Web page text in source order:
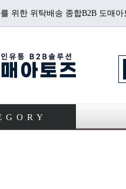
위한 위탁배송 종합B2B 도매아